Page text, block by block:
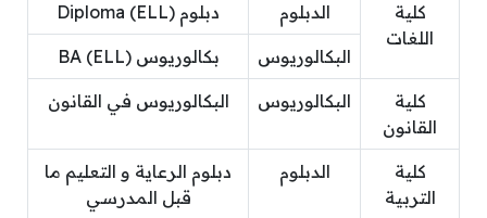
كلية
اللغات
الدبلوم دبلوم Diploma (ELL)
البكالوريوس بكالوريوس BA (ELL)
كلية
القانون
البكالوريوس البكالوريوس في القانون
كلية
التربية
الدبلوم
دبلوم الرعاية و التعليم ما
قبل المدرسي